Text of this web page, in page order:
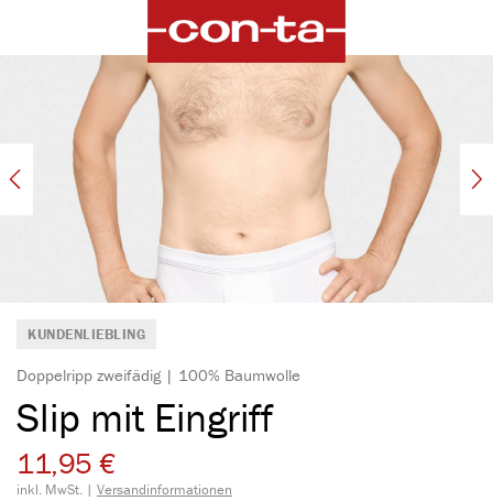
Bildergalerie überspringen
KUNDENLIEBLING
Doppelripp zweifädig | 100% Baumwolle
Slip mit Eingriff
11,95 €
inkl. MwSt. | Versandinformationen